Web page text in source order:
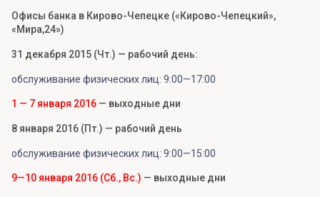
Офисы банка в Кирово-Чепецке («Кирово-Чепецкий»,
«Мира,24»)
31 декабря 2015 (Чт.) — рабочий день:
обслуживание физических лиц: 9:00—17:00
1 — 7 января 2016 — выходные дни
8 января 2016 (Пт.) — рабочий день
обслуживание физических лиц: 9:00—15:00
9—10 января 2016 (Сб., Вс.) — выходные дни